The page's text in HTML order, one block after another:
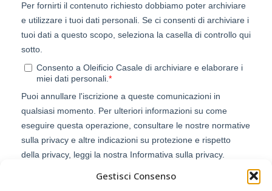
Gestisci Consenso